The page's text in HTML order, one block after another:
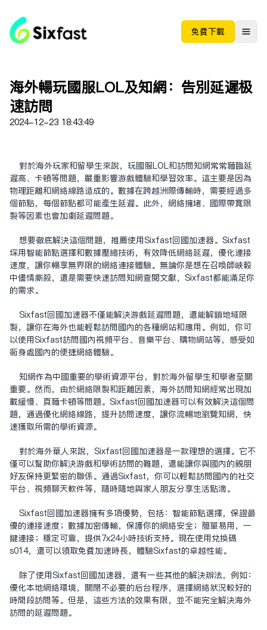
免费下载
海外畅玩国服LOL及知网：告别延迟极
速访问
2024-12-23 18:43:49
对于海外玩家和留学生来说，玩国服LOL和访问知网常常面临延
迟高、卡顿等问题，严重影响游戏体验和学习效率。这主要是因为
物理距离和网络线路造成的。数据在跨越洲际传输时，需要经过多
个节点，每个节点都可能产生延迟。此外，网络拥堵、国际带宽限
制等因素也会加剧延迟问题。
想要彻底解决这个问题，推荐使用Sixfast回国加速器。Sixfast
采用智能节点选择和数据压缩技术，有效降低网络延迟，优化连接
速度，让你畅享无界限的网络连接体验。无论你是想在召唤师峡谷
中尽情厮杀，还是需要快速访问知网查阅文献，Sixfast都能满足你
的需求。
Sixfast回国加速器不仅能解决游戏延迟问题，还能解锁地域限
制，让你在海外也能轻松访问国内的各种网站和应用。例如，你可
以使用Sixfast访问国内视频平台、音乐平台、购物网站等，感受如
同身处国内的便捷网络体验。
知网作为中国重要的学术资源平台，对于海外留学生和学者至关
重要。然而，由于网络限制和距离因素，海外访问知网经常出现加
载缓慢、页面卡顿等问题。Sixfast回国加速器可以有效解决这个问
题，通过优化网络线路，提升访问速度，让你流畅地浏览知网，快
速获取所需的学术资源。
对于海外华人来说，Sixfast回国加速器是一款理想的选择。它不
仅可以帮助你解决游戏和学术访问的难题，还能让你与国内的亲朋
好友保持更紧密的联系。通过Sixfast，你可以轻松访问国内的社交
平台、视频聊天软件等，随时随地与家人朋友分享生活点滴。
Sixfast回国加速器拥有多项优势，包括：智能节点选择，保证最
优的连接速度；数据加密传输，保护你的网络安全；简单易用，一
键连接；稳定可靠，提供7x24小时技术支持。现在使用兑换码
s014，还可以领取免费加速时长，体验Sixfast的卓越性能。
除了使用Sixfast回国加速器，还有一些其他的解决办法，例如：
优化本地网络环境，关闭不必要的后台程序，选择网络状况较好的
时间段访问等。但是，这些方法的效果有限，并不能完全解决海外
访问的延迟问题。